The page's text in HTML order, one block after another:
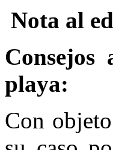
Nota al
playa:
Con